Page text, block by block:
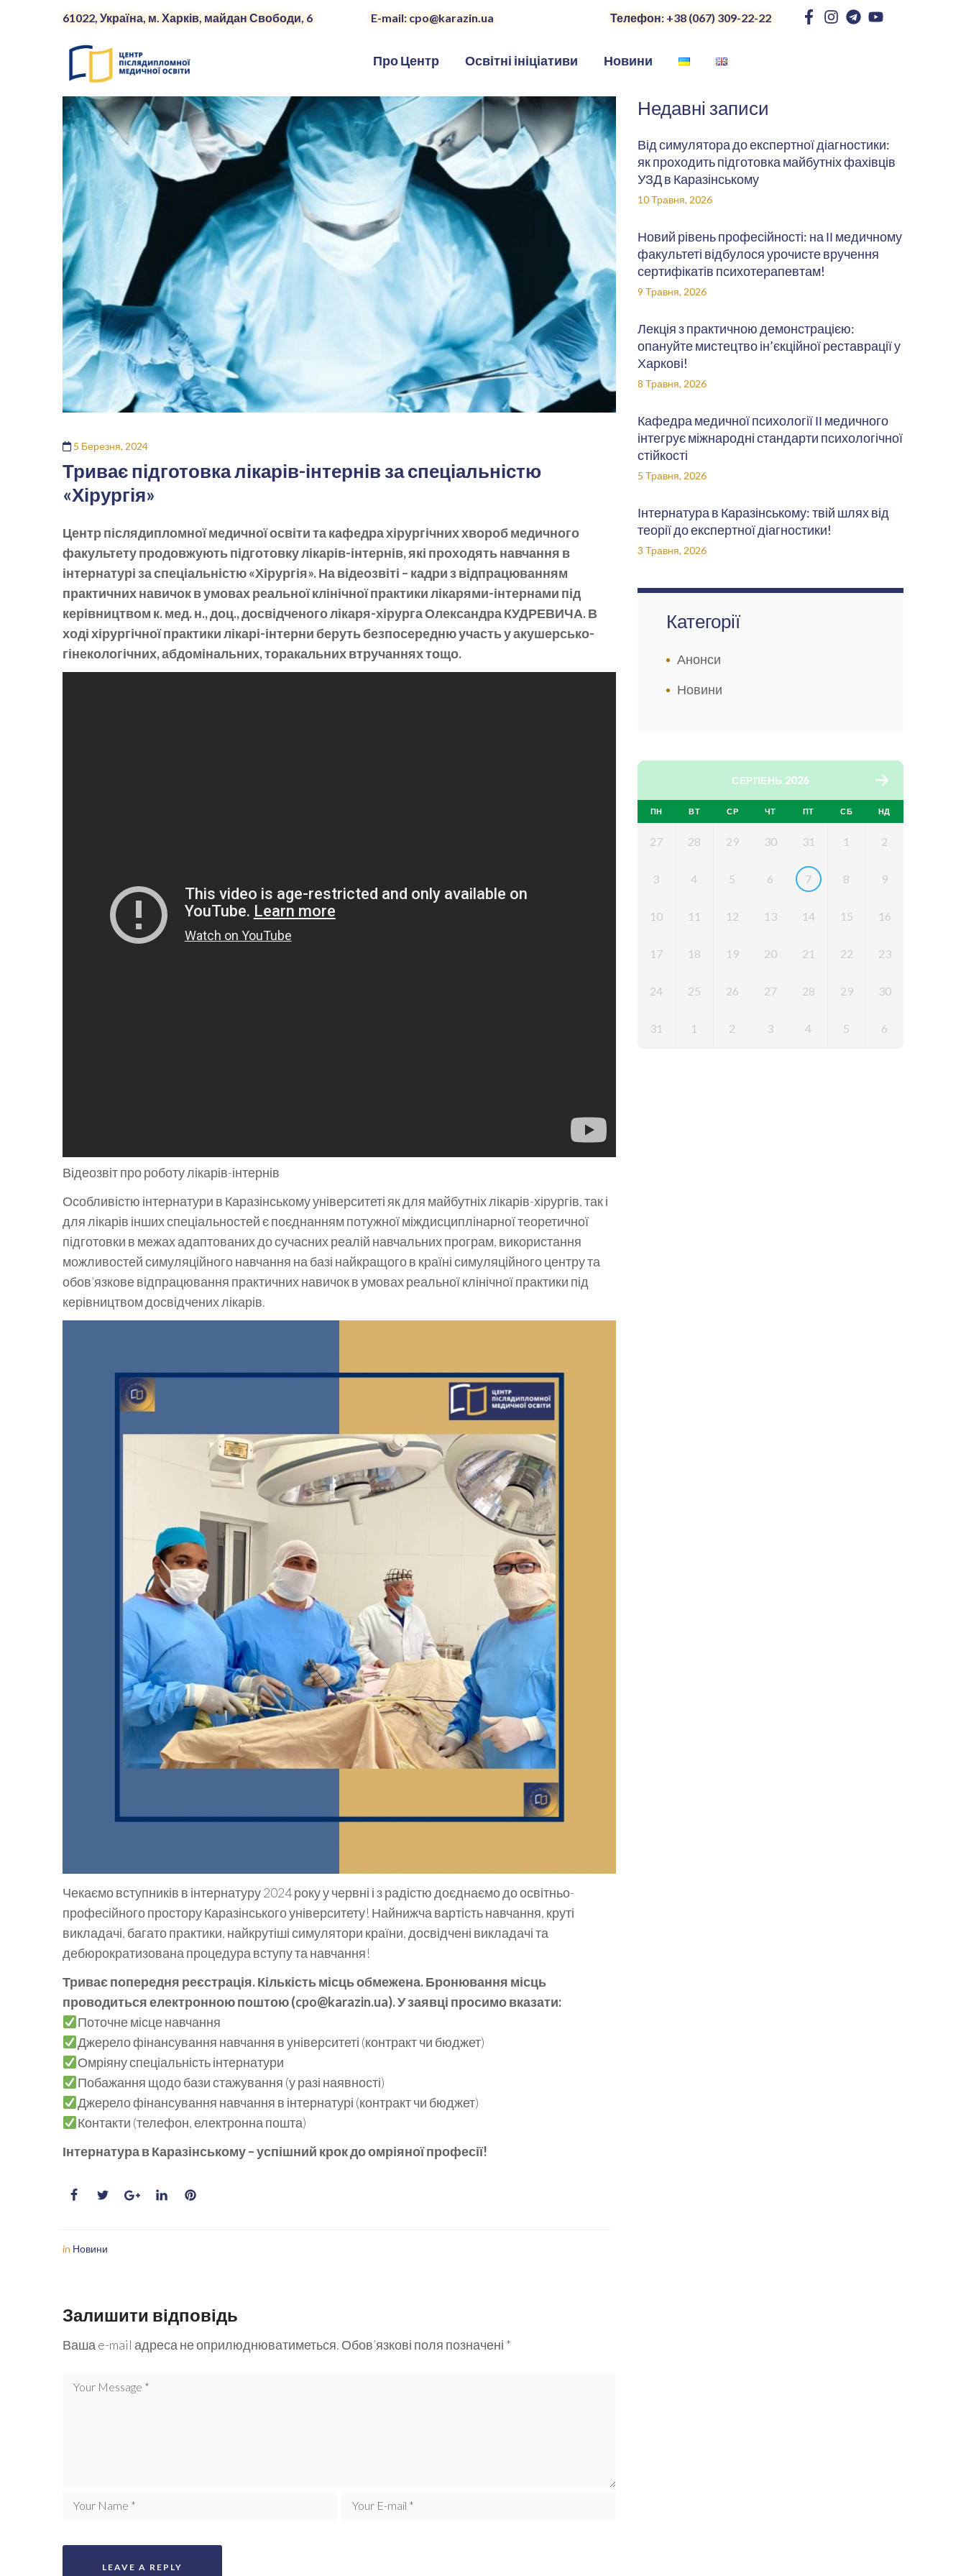
61022, Україна, м. Харків, майдан Свободи, 6 E-mail: cpo@karazin.ua Телефон: +38 (067) 309-22-22
Про Центр Освітні ініціативи Новини
5 Березня, 2024
Триває підготовка лікарів-інтернів за спеціальністю
«Хірургія»
Центр післядипломної медичної освіти та кафедра хірургічних хвороб медичного
факультету продовжують підготовку лікарів-інтернів, які проходять навчання в
інтернатурі за спеціальністю «Хірургія». На відеозвіті – кадри з відпрацюванням
практичних навичок в умовах реальної клінічної практики лікарями-інтернами під
керівництвом к. мед. н., доц., досвідченого лікаря-хірурга Олександра КУДРЕВИЧА. В
ході хірургічної практики лікарі-інтерни беруть безпосередню участь у акушерсько-
гінекологічних, абдомінальних, торакальних втручаннях тощо.
Відеозвіт про роботу лікарів-інтернів
Особливістю інтернатури в Каразінському університеті як для майбутніх лікарів-хірургів, так і
для лікарів інших спеціальностей є поєднанням потужної міждисциплінарної теоретичної
підготовки в межах адаптованих до сучасних реалій навчальних програм, використання
можливостей симуляційного навчання на базі найкращого в країні симуляційного центру та
обов’язкове відпрацювання практичних навичок в умовах реальної клінічної практики під
керівництвом досвідчених лікарів.
Чекаємо вступників в інтернатуру 2024 року у червні і з радістю доєднаємо до освітньо-
професійного простору Каразінського університету! Найнижча вартість навчання, круті
викладачі, багато практики, найкрутіші симулятори країни, досвідчені викладачі та
дебюрократизована процедура вступу та навчання!
Триває попередня реєстрація. Кількість місць обмежена. Бронювання місць
проводиться електронною поштою (cpo@karazin.ua). У заявці просимо вказати:
Поточне місце навчання
Джерело фінансування навчання в університеті (контракт чи бюджет)
Омріяну спеціальність інтернатури
Побажання щодо бази стажування (у разі наявності)
Джерело фінансування навчання в інтернатурі (контракт чи бюджет)
Контакти (телефон, електронна пошта)
Інтернатура в Каразінському – успішний крок до омріяної професії!
in Новини
Залишити відповідь
Ваша e-mail адреса не оприлюднюватиметься. Обов’язкові поля позначені *
Недавні записи
Від симулятора до експертної діагностики:
як проходить підготовка майбутніх фахівців
УЗД в Каразінському
10 Травня, 2026
Новий рівень професійності: на ІІ медичному
факультеті відбулося урочисте вручення
сертифікатів психотерапевтам!
9 Травня, 2026
Лекція з практичною демонстрацією:
опануйте мистецтво ін’єкційної реставрації у
Харкові!
8 Травня, 2026
Кафедра медичної психології ІІ медичного
інтегрує міжнародні стандарти психологічної
стійкості
5 Травня, 2026
Інтернатура в Каразінському: твій шлях від
теорії до експертної діагностики!
3 Травня, 2026
Категорії
Анонси
Новини
СЕРПЕНЬ 2026
ПН ВТ СР ЧТ ПТ СБ НД
27 28 29 30 31 1 2
3 4 5 6 7 8 9
10 11 12 13 14 15 16
17 18 19 20 21 22 23
24 25 26 27 28 29 30
31 1 2 3 4 5 6